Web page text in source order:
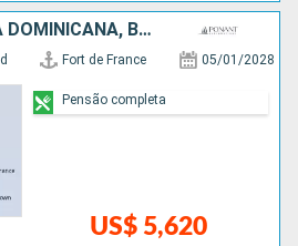
FRANCIA, REPUBLICA DOMINICANA, BARBADOS
Fort de France 05/01/2028
US$ 5,620
Pensão completa